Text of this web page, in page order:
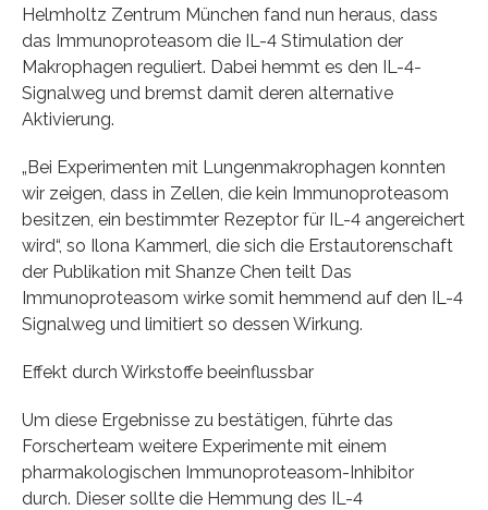
Helmholtz Zentrum München fand nun heraus, dass
das Immunoproteasom die IL-4 Stimulation der
Makrophagen reguliert. Dabei hemmt es den IL-4-
Signalweg und bremst damit deren alternative
Aktivierung.
„Bei Experimenten mit Lungenmakrophagen konnten
wir zeigen, dass in Zellen, die kein Immunoproteasom
besitzen, ein bestimmter Rezeptor für IL-4 angereichert
wird“, so Ilona Kammerl, die sich die Erstautorenschaft
der Publikation mit Shanze Chen teilt Das
Immunoproteasom wirke somit hemmend auf den IL-4
Signalweg und limitiert so dessen Wirkung.
Effekt durch Wirkstoffe beeinflussbar
Um diese Ergebnisse zu bestätigen, führte das
Forscherteam weitere Experimente mit einem
pharmakologischen Immunoproteasom-Inhibitor
durch. Dieser sollte die Hemmung des IL-4